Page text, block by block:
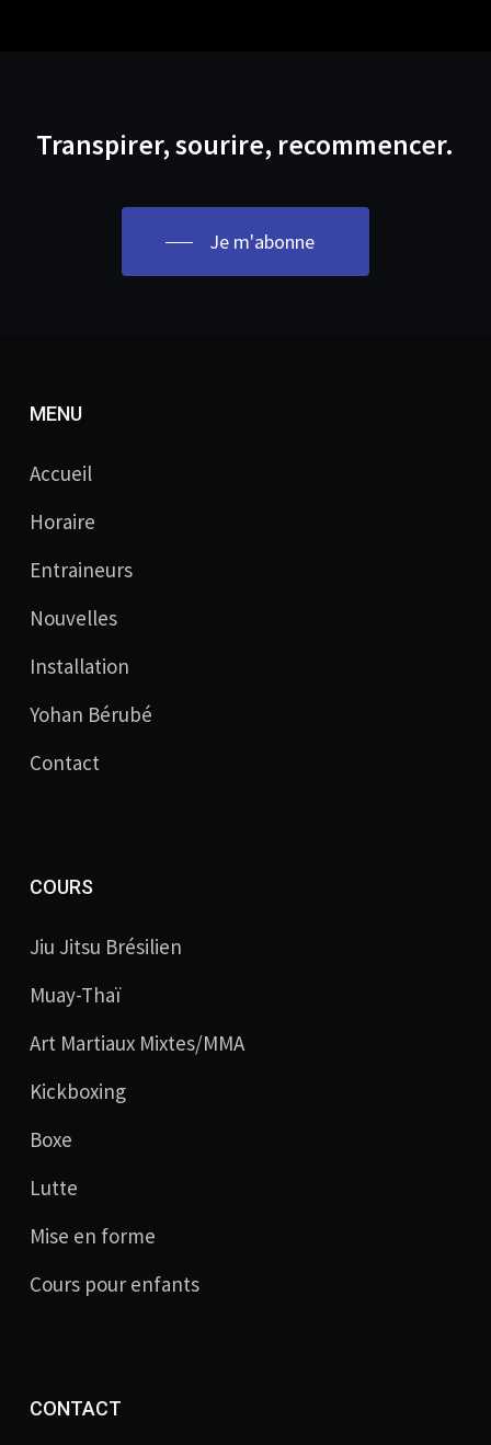
Transpirer, sourire, recommencer.
Je m'abonne
MENU
Accueil
Horaire
Entraineurs
Nouvelles
Installation
Yohan Bérubé
Contact
COURS
Jiu Jitsu Brésilien
Muay-Thaï
Art Martiaux Mixtes/MMA
Kickboxing
Boxe
Lutte
Mise en forme
Cours pour enfants
CONTACT